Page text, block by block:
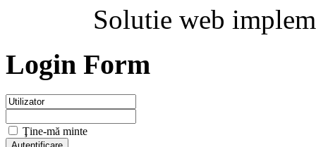
Solutie web
Login Form
Ţine-mă minte